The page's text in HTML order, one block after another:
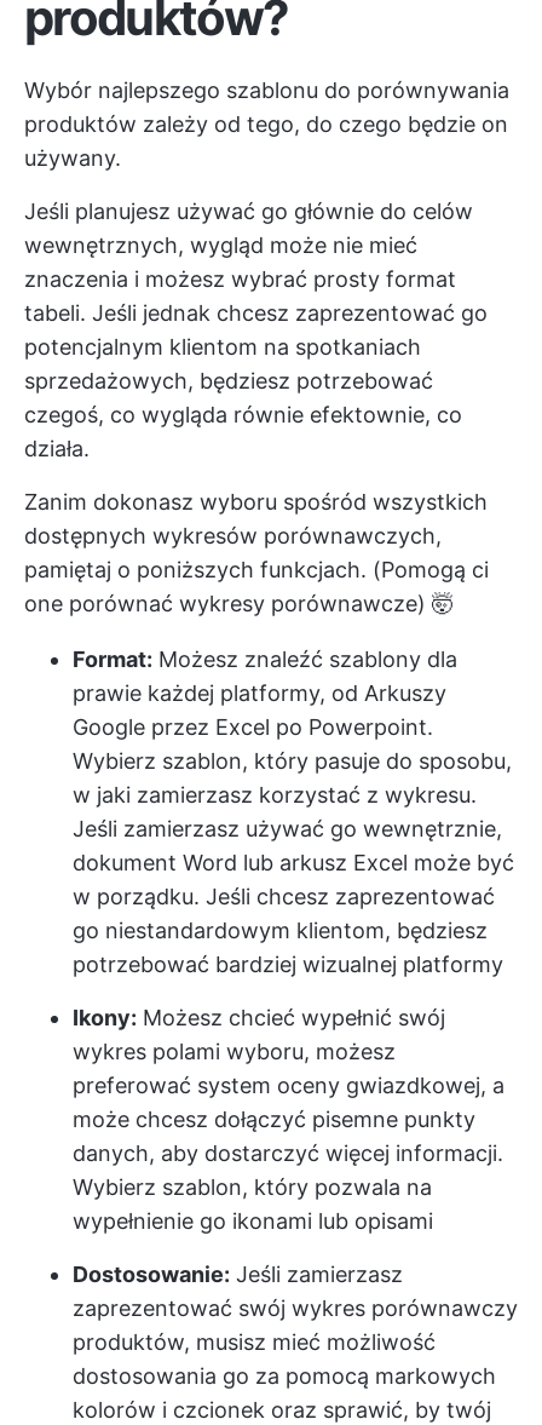
produktów?
Wybór najlepszego szablonu do porównywania
produktów zależy od tego, do czego będzie on
używany.
Jeśli planujesz używać go głównie do celów
wewnętrznych, wygląd może nie mieć
znaczenia i możesz wybrać prosty format
tabeli. Jeśli jednak chcesz zaprezentować go
potencjalnym klientom na spotkaniach
sprzedażowych, będziesz potrzebować
czegoś, co wygląda równie efektownie, co
działa.
Zanim dokonasz wyboru spośród wszystkich
dostępnych wykresów porównawczych,
pamiętaj o poniższych funkcjach. (Pomogą ci
one porównać wykresy porównawcze) 🤯
Format: Możesz znaleźć szablony dla
prawie każdej platformy, od Arkuszy
Google przez Excel po Powerpoint.
Wybierz szablon, który pasuje do sposobu,
w jaki zamierzasz korzystać z wykresu.
Jeśli zamierzasz używać go wewnętrznie,
dokument Word lub arkusz Excel może być
w porządku. Jeśli chcesz zaprezentować
go niestandardowym klientom, będziesz
potrzebować bardziej wizualnej platformy
Ikony: Możesz chcieć wypełnić swój
wykres polami wyboru, możesz
preferować system oceny gwiazdkowej, a
może chcesz dołączyć pisemne punkty
danych, aby dostarczyć więcej informacji.
Wybierz szablon, który pozwala na
wypełnienie go ikonami lub opisami
Dostosowanie: Jeśli zamierzasz
zaprezentować swój wykres porównawczy
produktów, musisz mieć możliwość
dostosowania go za pomocą markowych
kolorów i czcionek oraz sprawić, by twój